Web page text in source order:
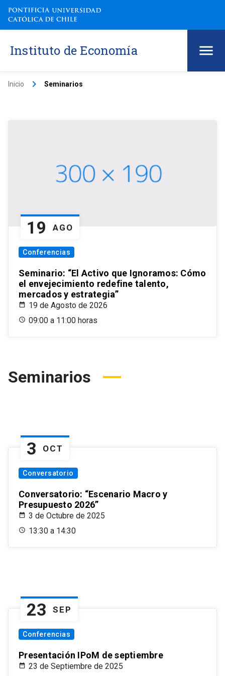
Instituto de Economía
Inicio keyboard_arrow_right Seminarios
19 AGO
Conferencias
Seminario: “El Activo que Ignoramos: Cómo
el envejecimiento redefine talento,
mercados y estrategia”
19 de Agosto de 2026
09:00 a 11:00 horas
Seminarios
3 OCT
Conversatorio
Conversatorio: “Escenario Macro y
Presupuesto 2026”
3 de Octubre de 2025
13:30 a 14:30
23 SEP
Conferencias
Presentación IPoM de septiembre
23 de Septiembre de 2025